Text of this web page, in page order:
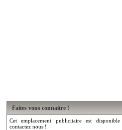
Faites vous connaitre !
Cet emplacement publicitaire est
contactez nous !